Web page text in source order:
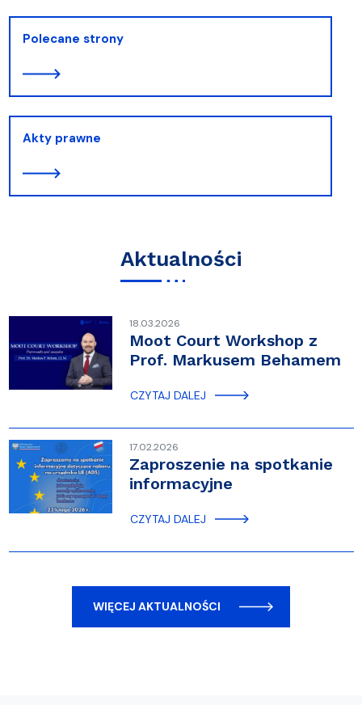
Polecane strony
Akty prawne
Aktualności
18.03.2026
Moot Court Workshop z
Prof. Markusem Behamem
CZYTAJ DALEJ
17.02.2026
Zaproszenie na spotkanie
informacyjne
CZYTAJ DALEJ
WIĘCEJ AKTUALNOŚCI